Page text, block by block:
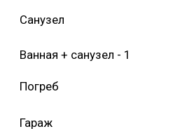
Санузел
Ванная + санузел - 1
Погреб
Гараж